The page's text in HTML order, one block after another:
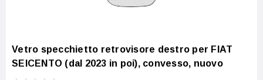
Vetro specchietto retrovisore destro per FIAT
SEICENTO (dal 2023 in poi), convesso, nuovo